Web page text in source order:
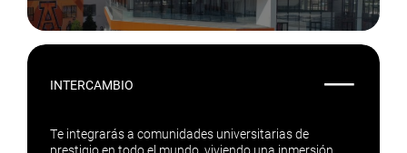
INTERCAMBIO —
Te integrarás a comunidades universitarias de